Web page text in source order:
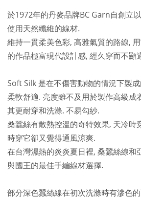
於1972年的丹麥品牌BC Garn自創立
使用天然纖維的線材.
維持一貫柔美色彩, 高雅氣質的路線,
的作品極富現代設計感, 經久穿而不顯
Soft Silk 是在不傷害動物的情況下製
柔軟舒適. 亮度雖不及用於製作高級成
其更耐穿和洗滌. 不易勾紗.
桑蠶絲有散熱控溫的奇特效果, 天冷時
時穿它卻又覺得通風涼爽.
在台灣濕熱的炎炎夏日裡, 桑蠶絲線和
與國王的最佳手編線材選擇.
部分深色蠶絲線在初次洗滌時有滲色